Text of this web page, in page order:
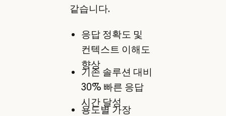
같습니다.
응답 정확도 및
컨텍스트 이해도
향상
기존 솔루션 대비
30% 빠른 응답
시간 달성
용도별 가장